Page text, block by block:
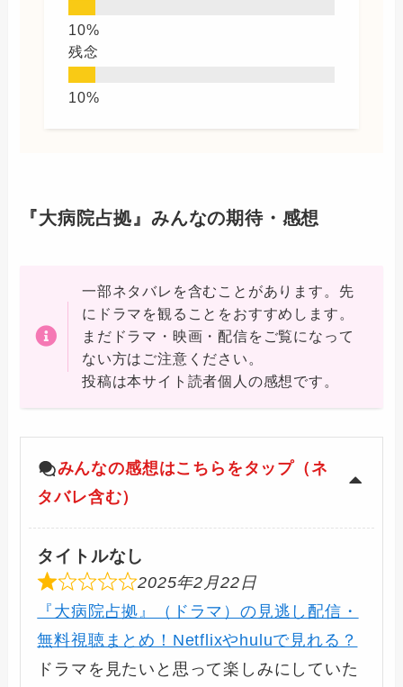
残念
『大病院占拠』みんなの期待・感想
一部ネタバレを含むことがあります。先
にドラマを観ることをおすすめします。
まだドラマ・映画・配信をご覧になって
ない方はご注意ください。
投稿は本サイト読者個人の感想です。
みんなの感想はこちらをタップ（ネ
タバレ含む）
タイトルなし
2025年2月22日
『大病院占拠』（ドラマ）の見逃し配信・
無料視聴まとめ！Netflixやhuluで見れる？
ドラマを見たいと思って楽しみにしていた